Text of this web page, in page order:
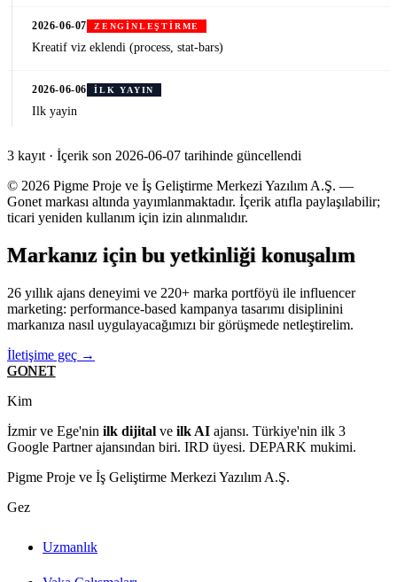
2026-06-07 ZENGINLEŞTIRME
Kreatif viz eklendi (process, stat-bars)
2026-06-06 İLK YAYIN
Ilk yayin
3 kayıt · İçerik son 2026-06-07 tarihinde güncellendi
© 2026 Pigme Proje ve İş Geliştirme Merkezi Yazılım A.Ş. —
Gonet markası altında yayımlanmaktadır. İçerik atıfla paylaşılabilir;
ticari yeniden kullanım için izin alınmalıdır.
Markanız için bu yetkinliği konuşalım
26 yıllık ajans deneyimi ve 220+ marka portföyü ile influencer
marketing: performance-based kampanya tasarımı disiplinini
markanıza nasıl uygulayacağımızı bir görüşmede netleştirelim.
İletişime geç →
GONET
Kim
İzmir ve Ege'nin ilk dijital ve ilk AI ajansı. Türkiye'nin ilk 3
Google Partner ajansından biri. IRD üyesi. DEPARK mukimi.
Pigme Proje ve İş Geliştirme Merkezi Yazılım A.Ş.
Gez
Uzmanlık